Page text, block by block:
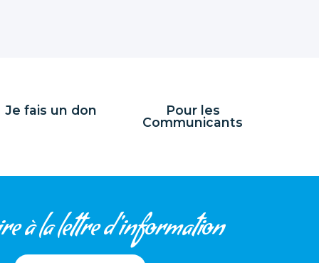
Je fais un don
Pour les
Communicants
à la lettre d'information